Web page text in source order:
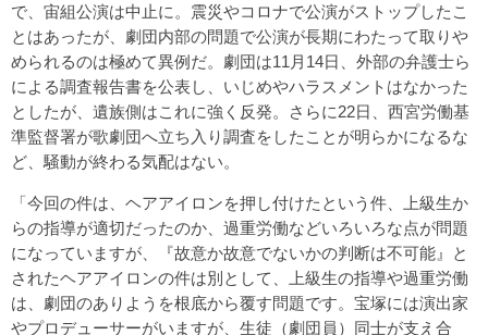
で、宙組公演は中止に。震災やコロナで公演がストップしたこ
とはあったが、劇団内部の問題で公演が長期にわたって取りや
められるのは極めて異例だ。劇団は11月14日、外部の弁護士ら
による調査報告書を公表し、いじめやハラスメントはなかった
としたが、遺族側はこれに強く反発。さらに22日、西宮労働基
準監督署が歌劇団へ立ち入り調査をしたことが明らかになるな
ど、騒動が終わる気配はない。
「今回の件は、ヘアアイロンを押し付けたという件、上級生か
らの指導が適切だったのか、過重労働などいろいろな点が問題
になっていますが、『故意か故意でないかの判断は不可能』と
されたヘアアイロンの件は別として、上級生の指導や過重労働
は、劇団のありようを根底から覆す問題です。宝塚には演出家
やプロデューサーがいますが、生徒（劇団員）同士が支え合